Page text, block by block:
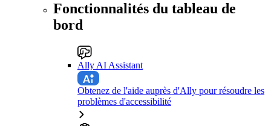
Fonctionnalités du tableau de
bord
Ally AI Assistant
Obtenez de l'aide auprès d'Ally pour résoudre les
problèmes d'accessibilité